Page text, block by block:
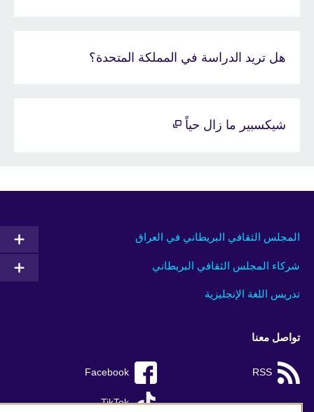
هل تريد الدراسة في المملكة المتحدة؟
شيكسبير ما زال حياً
المجلس الثقافي البريطاني في العراق
شركاء المجلس الثقافي البريطاني
تدريس اللغة الإنجليزية
تواصل معنا
Facebook RSS
TikTok